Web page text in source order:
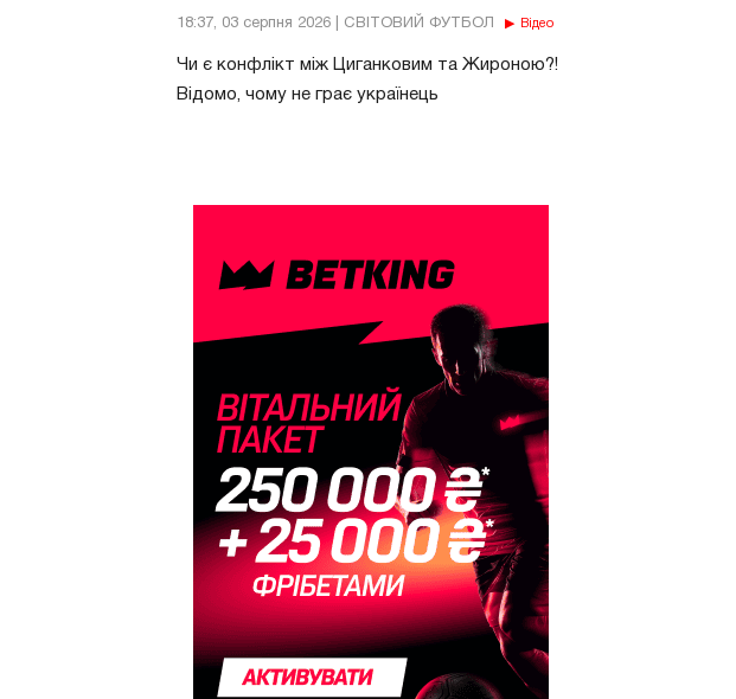
18:37, 03 серпня 2026 | СВІТОВИЙ ФУТБОЛ Відео
Чи є конфлікт між Циганковим та Жироною?!
Відомо, чому не грає українець